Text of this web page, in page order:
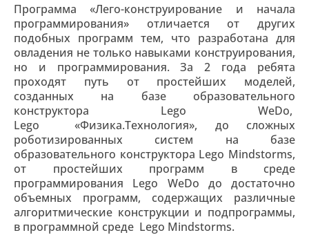
Программа «Лего-конструирование и начала
программирования» отличается от других
подобных программ тем, что разработана для
овладения не только навыками конструирования,
но и программирования. За 2 года ребята
проходят путь от простейших моделей,
созданных на базе образовательного
конструктора Lego WeDo,
Lego «Физика.Технология», до сложных
роботизированных систем на базе
образовательного конструктора Lego Mindstorms,
от простейших программ в среде
программирования Lego WeDo до достаточно
объемных программ, содержащих различные
алгоритмические конструкции и подпрограммы,
в программной среде Lego Mindstorms.